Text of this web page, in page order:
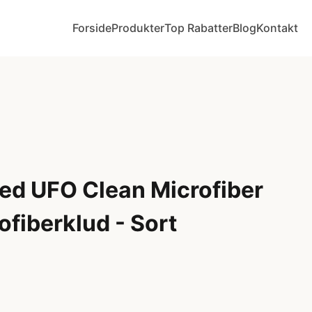
ForsideProdukterTop RabatterBlogKontakt
UFO Clean Microfiber
- Sort